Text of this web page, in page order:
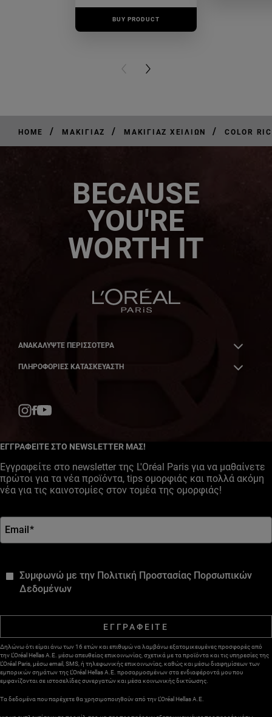
BUY PRODUCT
PREVIOUS CARD
NEXT CARD
HOME / ΜΑΚΙΓΙΆΖ / ΜΑΚΙΓΙΆΖ ΧΕΙΛΙΏΝ / COLOR
BECAUSE
YOU'RE
WORTH IT
ΑΝΑΚΑΛΎΨΤΕ ΠΕΡΙΣΣΌΤΕΡΑ
ΠΛΗΡΟΦΟΡΙΕΣ ΚΑΤΑΣΚΕΥΑΣΤΗ
ΕΓΓΡΑΦΕΙΤΕ ΣΤΟ NEWSLETTER ΜΑΣ!
Εγγραφείτε στο newsletter της L'Oréal Paris για να μαθαίνετε
πρώτοι για τα νέα προϊόντα, tips ομορφιάς και πολλά ακόμη
νέα για τις καινοτομίες στον τομέα της ομορφιάς!
Email*
Συμφωνώ με την Πολιτική Προστασίας Πορσωπικών
Δεδομένων
ΕΓΓΡΑΦΕΙΤΕ
Δηλώνω ότι είμαι άνω των 16 ετών και επιθυμώ να λαμβάνω εξατομικευμένες προσφορές από
την L’Oréal Hellas A.E. μέσω απευθείας επικοινωνίας, σχετικά με τα προϊόντα και τις υπηρεσίες της
L’Oréal Paris, μέσω email, SMS, ή τηλεφωνικής επικοινωνίας, καθώς και μέσω διαφημίσεων των
εμπορικών σημάτων της L’Oréal Hellas A.E. προσαρμοσμένων στα ενδιαφέροντά μου που
εμφανίζονται σε ιστοσελίδες συνεργατών και μέσα κοινωνικής δικτύωσης.
Τα δεδομένα που παρέχετε θα χρησιμοποιηθούν από την L’Oréal Hellas A.E.